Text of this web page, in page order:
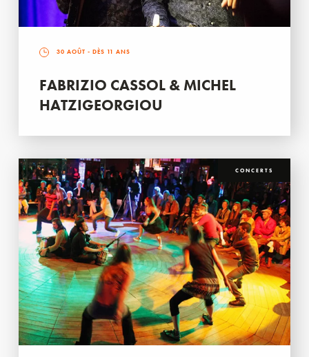
30 AOÛT - DÈS 11 ANS
FABRIZIO CASSOL & MICHEL
HATZIGEORGIOU
CONCERTS